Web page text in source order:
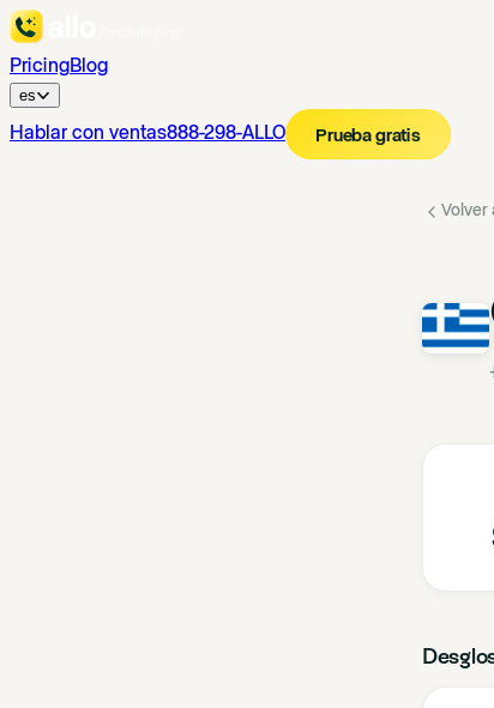
PricingBlog
es
Hablar con ventas888-298-ALLO Prueba gratis
Volver